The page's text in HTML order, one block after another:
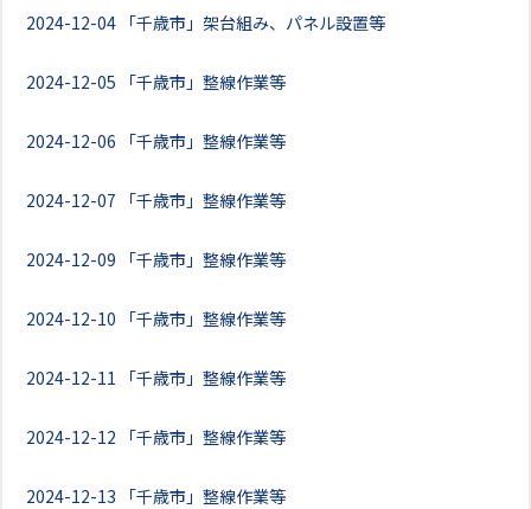
2024-12-04 「千歳市」架台組み、パネル設置等
2024-12-05 「千歳市」整線作業等
2024-12-06 「千歳市」整線作業等
2024-12-07 「千歳市」整線作業等
2024-12-09 「千歳市」整線作業等
2024-12-10 「千歳市」整線作業等
2024-12-11 「千歳市」整線作業等
2024-12-12 「千歳市」整線作業等
2024-12-13 「千歳市」整線作業等